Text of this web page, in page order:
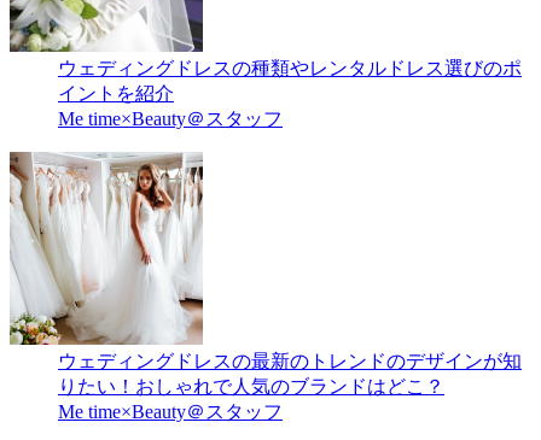
ウェディングドレスの種類やレンタルドレス選びのポ
イントを紹介
Me time×Beauty＠スタッフ
ウェディングドレスの最新のトレンドのデザインが知
りたい！おしゃれで人気のブランドはどこ？
Me time×Beauty＠スタッフ